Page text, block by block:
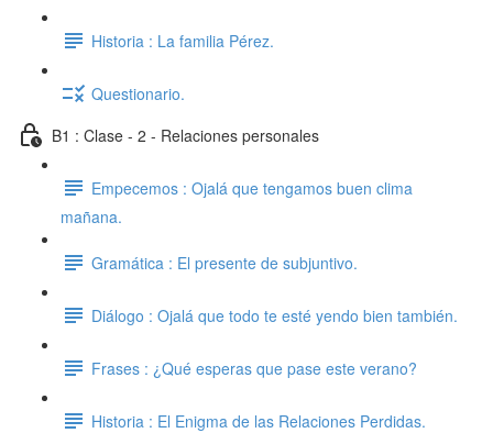
Historia : La familia Pérez.
Questionario.
B1 : Clase - 2 - Relaciones personales
Empecemos : Ojalá que tengamos buen clima
mañana.
Gramática : El presente de subjuntivo.
Diálogo : Ojalá que todo te esté yendo bien también.
Frases : ¿Qué esperas que pase este verano?
Historia : El Enigma de las Relaciones Perdidas.